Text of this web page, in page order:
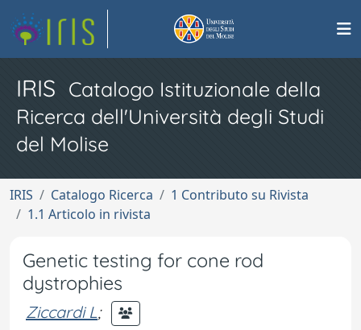
IRIS Catalogo Istituzionale della
Ricerca dell'Università degli Studi
del Molise
IRIS Catalogo Ricerca
1 Contributo su Rivista
1.1 Articolo in rivista
Genetic testing for cone rod
dystrophies
Ziccardi L;